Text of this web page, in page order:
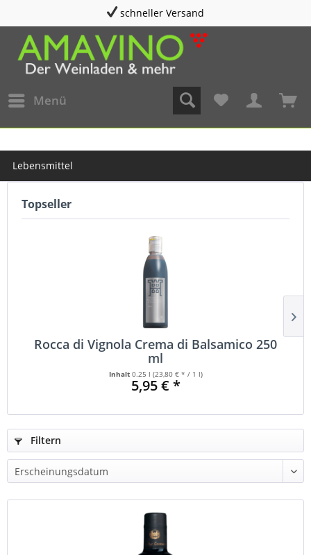
beratung@amavino.de
Menü
Lebensmittel
Topseller
Rocca di Vignola Crema di Balsamico 250
ml
Inhalt 0.25 l (23,80 € * / 1 l)
5,95 € *
Filtern